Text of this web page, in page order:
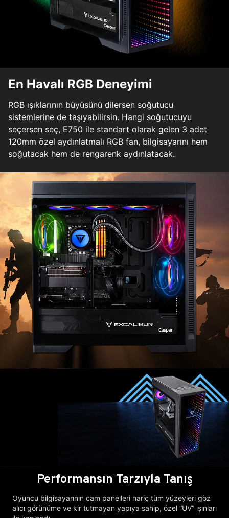
En Havalı RGB Deneyimi
RGB ışıklarının büyüsünü dilersen soğutucu
sistemlerine de taşıyabilirsin. Hangi soğutucuyu
seçersen seç, E750 ile standart olarak gelen 3 adet
120mm özel aydınlatmalı RGB fan, bilgisayarını hem
soğutacak hem de rengarenk aydınlatacak.
Performansın Tarzıyla Tanış
Oyuncu bilgisayarının cam panelleri hariç tüm yüzeyleri göz
alıcı görünüme ve kir tutmayan yapıya sahip, özel “UV” ışınları